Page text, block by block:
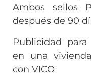
Ambos sellos
después de 90
Publicidad
en una
con VICO